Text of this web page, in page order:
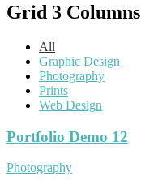
Grid 3 Columns
All
Graphic Design
Photography
Prints
Web Design
Portfolio Demo 12
Photography